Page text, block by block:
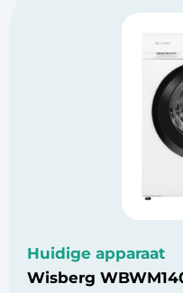
Huidige apparaat
Wisberg